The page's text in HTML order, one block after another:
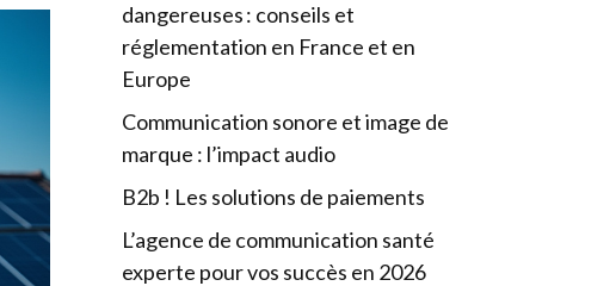
dangereuses : conseils et
réglementation en France et en
Europe
Communication sonore et image de
marque : l’impact audio
B2b ! Les solutions de paiements
L’agence de communication santé
experte pour vos succès en 2026